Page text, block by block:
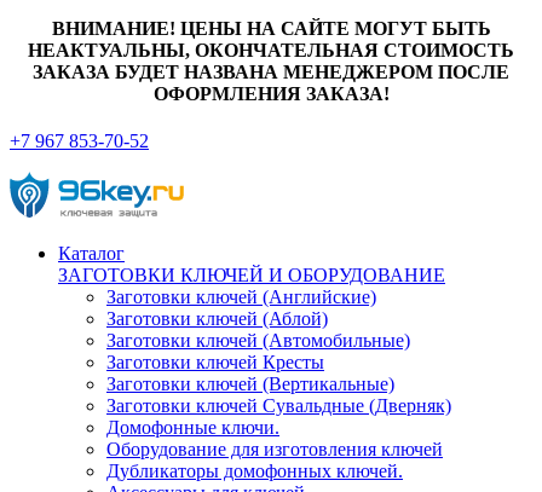
ВНИМАНИЕ! ЦЕНЫ НА САЙТЕ МОГУТ БЫТЬ
НЕАКТУАЛЬНЫ, ОКОНЧАТЕЛЬНАЯ СТОИМОСТЬ
ЗАКАЗА БУДЕТ НАЗВАНА МЕНЕДЖЕРОМ ПОСЛЕ
ОФОРМЛЕНИЯ ЗАКАЗА!
+7 967 853-70-52
Каталог
ЗАГОТОВКИ КЛЮЧЕЙ И ОБОРУДОВАНИЕ
Заготовки ключей (Английские)
Заготовки ключей (Аблой)
Заготовки ключей (Автомобильные)
Заготовки ключей Кресты
Заготовки ключей (Вертикальные)
Заготовки ключей Сувальдные (Дверняк)
Домофонные ключи.
Оборудование для изготовления ключей
Дубликаторы домофонных ключей.